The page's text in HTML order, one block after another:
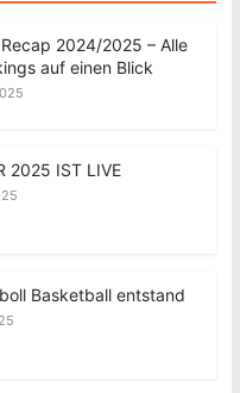
2024/2025 – Alle
auf einen Blick
2025 IST LIVE
Basketball entstand